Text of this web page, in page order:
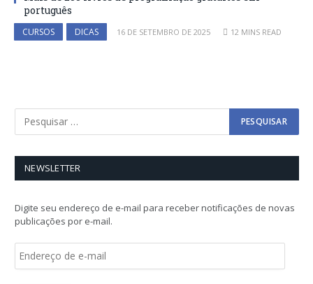
português
CURSOS DICAS 16 DE SETEMBRO DE 2025 12 MINS READ
NEWSLETTER
Digite seu endereço de e-mail para receber notificações de novas
publicações por e-mail.